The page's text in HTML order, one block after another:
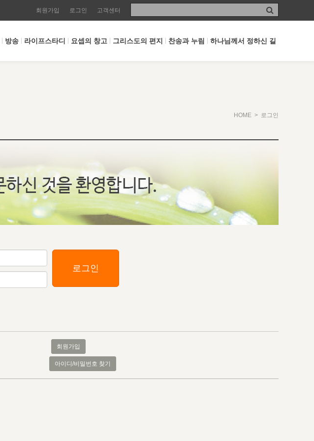
회원가입 로그인 고객센터
방송 라이프스타디 요셉의 창고 그리스도의 편지 찬송과 누림 하나님께서 정하신 길
HOME > 로그인
로그인
회원가입
아이디/비밀번호 찾기